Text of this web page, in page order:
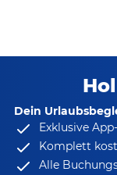
Dein
Exklusive
Komplett
Alle